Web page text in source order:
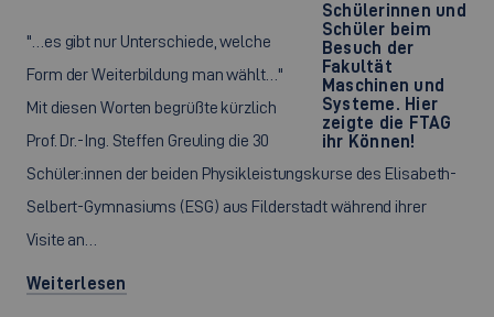
Schülerinnen und
Schüler beim
Besuch der
Fakultät
Maschinen und
Systeme. Hier
zeigte die FTAG
ihr Können!
"…es gibt nur Unterschiede, welche
Form der Weiterbildung man wählt…"
Mit diesen Worten begrüßte kürzlich
Prof. Dr.-Ing. Steffen Greuling die 30
Schüler:innen der beiden Physikleistungskurse des Elisabeth-
Selbert-Gymnasiums (ESG) aus Filderstadt während ihrer
Visite an…
Weiterlesen